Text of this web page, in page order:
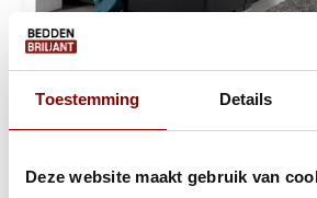
Toestemming Details
Deze website maakt gebruik van